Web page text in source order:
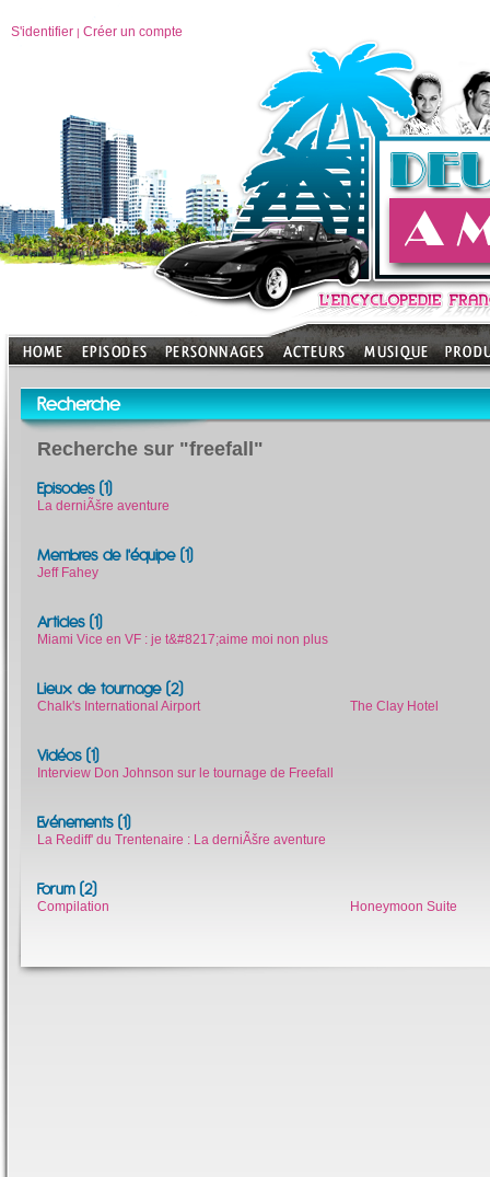
S'identifier | Créer un compte
Recherche
Recherche sur "freefall"
Episodes (1)
La derniÃšre aventure
Membres de l'équipe (1)
Jeff Fahey
Articles (1)
Miami Vice en VF : je t&#8217;aime moi non plus
Lieux de tournage (2)
Chalk's International Airport The Clay Hotel
Vidéos (1)
Interview Don Johnson sur le tournage de Freefall
Evénements (1)
La Rediff' du Trentenaire : La derniÃšre aventure
Forum (2)
Compilation Honeymoon Suite